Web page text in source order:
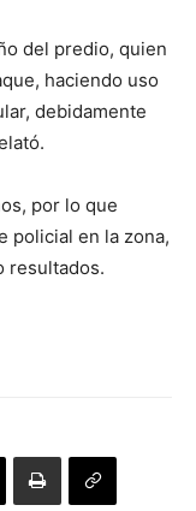
del predio, quien
haciendo uso
debidamente
por lo que
policial en la zona,
resultados.